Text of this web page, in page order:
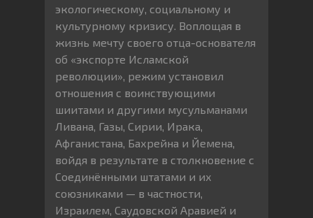
экологическому, социальному и
культурному кризису. Воплощая в
жизнь мечту своего отца-основателя
об «экспорте Исламской
революции», режим установил
отношения с воинствующими
шиитами и другими мусульманами
Ливана, Газы, Сирии, Ирака,
Афганистана, Бахрейна и Йемена,
войдя в результате в столкновение с
Соединёнными штатами и их
союзниками — в частности,
Израилем, Саудовской Аравией и